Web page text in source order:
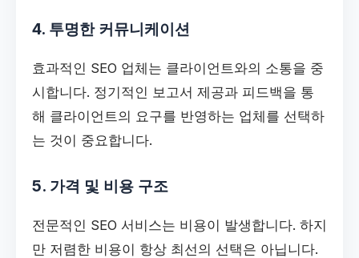
4. 투명한 커뮤니케이션
효과적인 SEO 업체는 클라이언트와의 소통을 중
시합니다. 정기적인 보고서 제공과 피드백을 통
해 클라이언트의 요구를 반영하는 업체를 선택하
는 것이 중요합니다.
5. 가격 및 비용 구조
전문적인 SEO 서비스는 비용이 발생합니다. 하지
만 저렴한 비용이 항상 최선의 선택은 아닙니다.